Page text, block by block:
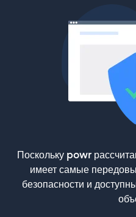
Поскольку powr
имеет самые
безопасности и